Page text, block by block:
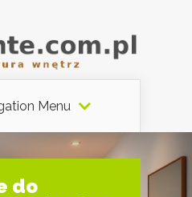
Menu
do